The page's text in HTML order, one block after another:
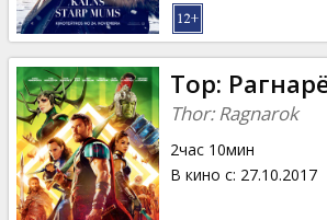
Тор:
Thor: Ragnarok
2час 10мин
В кино с: 27.10.2017